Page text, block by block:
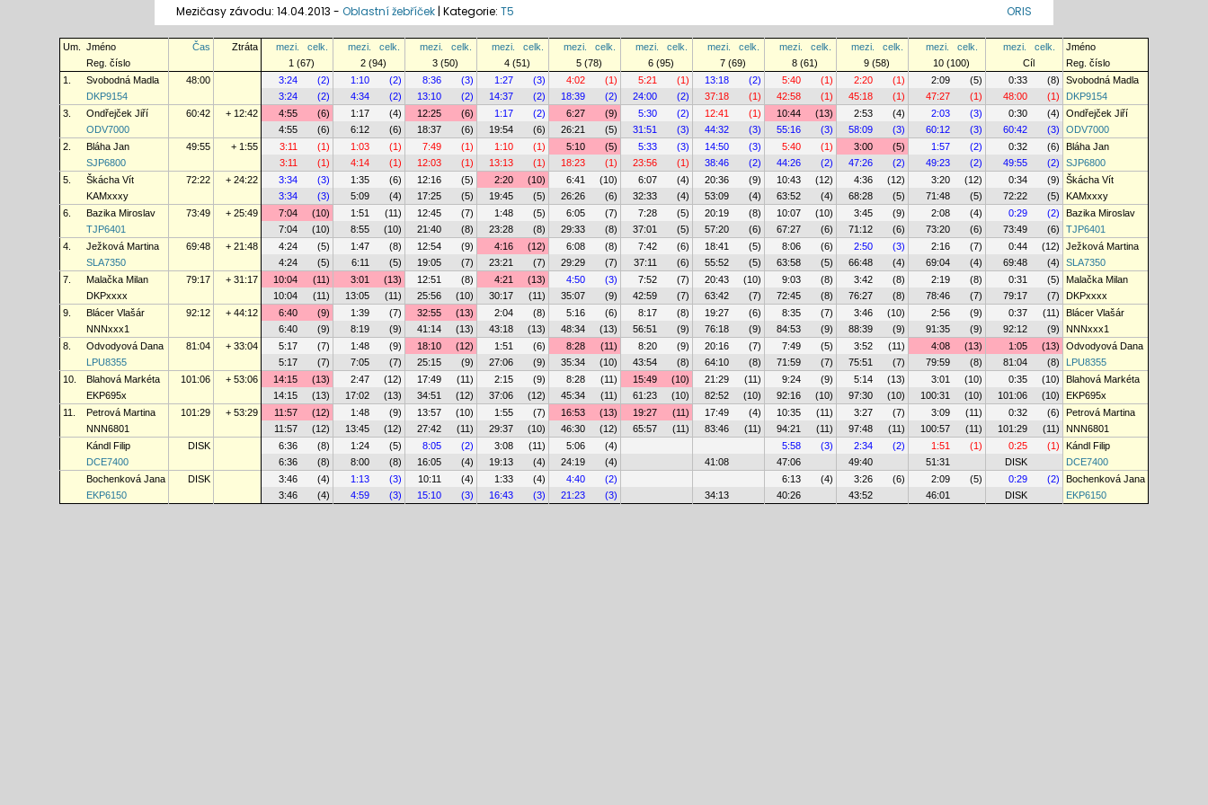
Mezičasy závodu: 14.04.2013 - Oblastní žebříček | Kategorie: T5 ORIS
Um. Jméno Čas Ztráta mezi. celk. mezi. celk. mezi. celk. mezi. celk. mezi. celk. mezi. celk. mezi. celk. mezi. celk. mezi. celk. mezi. celk. mezi. celk.
Jméno
Reg. číslo
1 (67) 2 (94) 3 (50) 4 (51) 5 (78) 6 (95) 7 (69) 8 (61) 9 (58) 10 (100) Cíl
Reg. číslo
1.
Svobodná Madla 48:00 3:24 (2) 1:10 (2) 8:36 (3) 1:27 (3) 4:02 (1) 5:21 (1) 13:18 (2) 5:40 (1) 2:20 (1) 2:09 (5) 0:33 (8)
Svobodná Madla
DKP9154
3:24 (2) 4:34 (2) 13:10 (2) 14:37 (2) 18:39 (2) 24:00 (2) 37:18 (1) 42:58 (1) 45:18 (1) 47:27 (1) 48:00 (1)
DKP9154
3.
Ondřejček Jiří 60:42 + 12:42 4:55 (6) 1:17 (4) 12:25 (6) 1:17 (2) 6:27 (9) 5:30 (2) 12:41 (1) 10:44 (13) 2:53 (4) 2:03 (3) 0:30 (4)
Ondřejček Jiří
ODV7000
4:55 (6) 6:12 (6) 18:37 (6) 19:54 (6) 26:21 (5) 31:51 (3) 44:32 (3) 55:16 (3) 58:09 (3) 60:12 (3) 60:42 (3)
ODV7000
2.
Bláha Jan 49:55 + 1:55 3:11 (1) 1:03 (1) 7:49 (1) 1:10 (1) 5:10 (5) 5:33 (3) 14:50 (3) 5:40 (1) 3:00 (5) 1:57 (2) 0:32 (6)
Bláha Jan
SJP6800
3:11 (1) 4:14 (1) 12:03 (1) 13:13 (1) 18:23 (1) 23:56 (1) 38:46 (2) 44:26 (2) 47:26 (2) 49:23 (2) 49:55 (2)
SJP6800
5.
Škácha Vít 72:22 + 24:22 3:34 (3) 1:35 (6) 12:16 (5) 2:20 (10) 6:41 (10) 6:07 (4) 20:36 (9) 10:43 (12) 4:36 (12) 3:20 (12) 0:34 (9)
Škácha Vít
KAMxxxy
3:34 (3) 5:09 (4) 17:25 (5) 19:45 (5) 26:26 (6) 32:33 (4) 53:09 (4) 63:52 (4) 68:28 (5) 71:48 (5) 72:22 (5)
KAMxxxy
6.
Bazika Miroslav 73:49 + 25:49 7:04 (10) 1:51 (11) 12:45 (7) 1:48 (5) 6:05 (7) 7:28 (5) 20:19 (8) 10:07 (10) 3:45 (9) 2:08 (4) 0:29 (2)
Bazika Miroslav
TJP6401
7:04 (10) 8:55 (10) 21:40 (8) 23:28 (8) 29:33 (8) 37:01 (5) 57:20 (6) 67:27 (6) 71:12 (6) 73:20 (6) 73:49 (6)
TJP6401
4.
Ježková Martina 69:48 + 21:48 4:24 (5) 1:47 (8) 12:54 (9) 4:16 (12) 6:08 (8) 7:42 (6) 18:41 (5) 8:06 (6) 2:50 (3) 2:16 (7) 0:44 (12)
Ježková Martina
SLA7350
4:24 (5) 6:11 (5) 19:05 (7) 23:21 (7) 29:29 (7) 37:11 (6) 55:52 (5) 63:58 (5) 66:48 (4) 69:04 (4) 69:48 (4)
SLA7350
7.
Malačka Milan 79:17 + 31:17 10:04 (11) 3:01 (13) 12:51 (8) 4:21 (13) 4:50 (3) 7:52 (7) 20:43 (10) 9:03 (8) 3:42 (8) 2:19 (8) 0:31 (5)
Malačka Milan
DKPxxxx
10:04 (11) 13:05 (11) 25:56 (10) 30:17 (11) 35:07 (9) 42:59 (7) 63:42 (7) 72:45 (8) 76:27 (8) 78:46 (7) 79:17 (7)
DKPxxxx
9.
Blácer Vlašár 92:12 + 44:12 6:40 (9) 1:39 (7) 32:55 (13) 2:04 (8) 5:16 (6) 8:17 (8) 19:27 (6) 8:35 (7) 3:46 (10) 2:56 (9) 0:37 (11)
Blácer Vlašár
NNNxxx1
6:40 (9) 8:19 (9) 41:14 (13) 43:18 (13) 48:34 (13) 56:51 (9) 76:18 (9) 84:53 (9) 88:39 (9) 91:35 (9) 92:12 (9)
NNNxxx1
8.
Odvodyová Dana 81:04 + 33:04 5:17 (7) 1:48 (9) 18:10 (12) 1:51 (6) 8:28 (11) 8:20 (9) 20:16 (7) 7:49 (5) 3:52 (11) 4:08 (13) 1:05 (13)
Odvodyová Dana
LPU8355
5:17 (7) 7:05 (7) 25:15 (9) 27:06 (9) 35:34 (10) 43:54 (8) 64:10 (8) 71:59 (7) 75:51 (7) 79:59 (8) 81:04 (8)
LPU8355
10.
Blahová Markéta 101:06 + 53:06 14:15 (13) 2:47 (12) 17:49 (11) 2:15 (9) 8:28 (11) 15:49 (10) 21:29 (11) 9:24 (9) 5:14 (13) 3:01 (10) 0:35 (10)
Blahová Markéta
EKP695x
14:15 (13) 17:02 (13) 34:51 (12) 37:06 (12) 45:34 (11) 61:23 (10) 82:52 (10) 92:16 (10) 97:30 (10) 100:31 (10) 101:06 (10)
EKP695x
11.
Petrová Martina 101:29 + 53:29 11:57 (12) 1:48 (9) 13:57 (10) 1:55 (7) 16:53 (13) 19:27 (11) 17:49 (4) 10:35 (11) 3:27 (7) 3:09 (11) 0:32 (6)
Petrová Martina
NNN6801
11:57 (12) 13:45 (12) 27:42 (11) 29:37 (10) 46:30 (12) 65:57 (11) 83:46 (11) 94:21 (11) 97:48 (11) 100:57 (11) 101:29 (11)
NNN6801
Kándl Filip
DISK 6:36 (8) 1:24 (5) 8:05 (2) 3:08 (11) 5:06 (4) 5:58 (3) 2:34 (2) 1:51 (1) 0:25 (1)
Kándl Filip
DCE7400
6:36 (8) 8:00 (8) 16:05 (4) 19:13 (4) 24:19 (4) 41:08 47:06 49:40 51:31 DISK
DCE7400
Bochenková Jana
DISK 3:46 (4) 1:13 (3) 10:11 (4) 1:33 (4) 4:40 (2) 6:13 (4) 3:26 (6) 2:09 (5) 0:29 (2)
Bochenková Jana
EKP6150
3:46 (4) 4:59 (3) 15:10 (3) 16:43 (3) 21:23 (3) 34:13 40:26 43:52 46:01 DISK EKP6150